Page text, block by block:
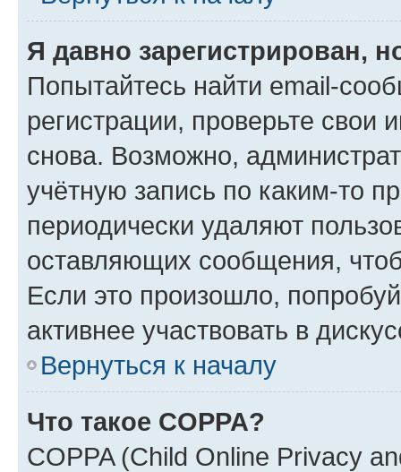
Я давно зарегистрирован,
Попытайтесь найти email-
регистрации, проверьте свои
снова. Возможно,
учётную запись по каким-то
периодически удаляют
оставляющих сообщения,
Если это произошло,
активнее участвовать в
Вернуться к началу
Что такое COPPA?
COPPA (Child Online Privacy